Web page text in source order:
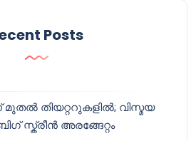
Posts
മുതൽ തിയറ്ററുകളിൽ; വിസ്മയ
സ്ക്രീൻ അരങ്ങേറ്റം